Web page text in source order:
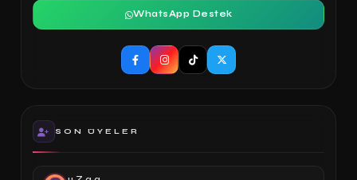
WhatsApp Destek
SON ÜYELER